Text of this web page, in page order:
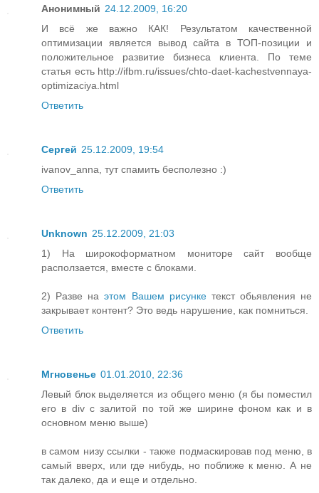
Анонимный 24.12.2009, 16:20
И всё же важно КАК! Результатом качественной
оптимизации является вывод сайта в ТОП-позиции и
положительное развитие бизнеса клиента. По теме
статья есть http://ifbm.ru/issues/chto-daet-kachestvennaya-
optimizaciya.html
Ответить
Сергей 25.12.2009, 19:54
ivanov_anna, тут спамить бесполезно :)
Ответить
Unknown 25.12.2009, 21:03
1) На широкоформатном мониторе сайт вообще
расползается, вместе с блоками.
2) Разве наэтом Вашем рисункетекст обьявления не
закрывает контент? Это ведь нарушение, как помниться.
Ответить
Мгновенье 01.01.2010, 22:36
Левый блок выделяется из общего меню (я бы поместил
его в div с залитой по той же ширине фоном как и в
основном меню выше)
в самом низу ссылки - также подмаскировав под меню, в
самый вверх, или где нибудь, но поближе к меню. А не
так далеко, да и еще и отдельно.